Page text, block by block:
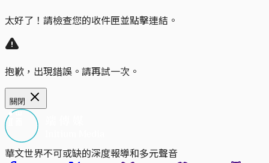
太好了！請檢查您的收件匣並點擊連結。
抱歉，出現錯誤。請再試一次。
關閉
華文世界不可或缺的深度報導和多元聲音